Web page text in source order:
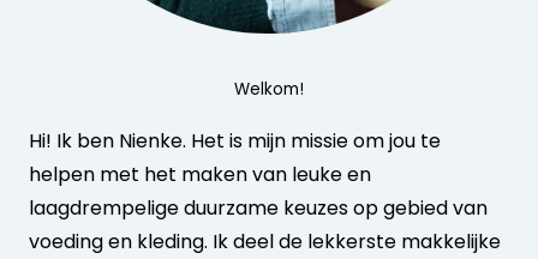
Welkom!
Hi! Ik ben Nienke. Het is mijn missie om jou te
helpen met het maken van leuke en
laagdrempelige duurzame keuzes op gebied van
voeding en kleding. Ik deel de lekkerste makkelijke